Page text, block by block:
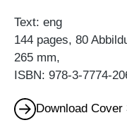
Text: eng
144 pages, 80
265 mm,
ISBN: 978-3-7774-
Download Cover